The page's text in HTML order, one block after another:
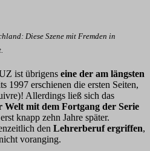
Diese Szene mit Fremden in
ist übrigens eine der am längsten
1997 erschienen die ersten Seiten,
Allerdings ließ sich das
Welt mit dem Fortgang der Serie
knapp zehn Jahre später.
den Lehrerberuf ergriffen,
voranging.